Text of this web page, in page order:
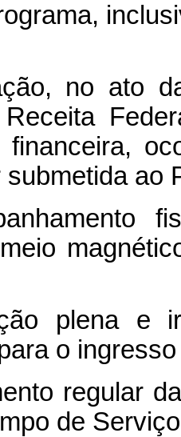
no ato
financeira,
ao
plena e
o
regular
de